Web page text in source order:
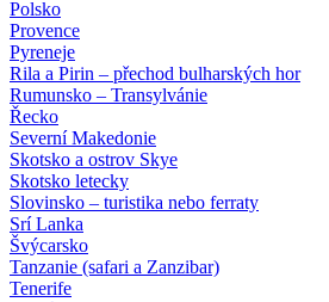
Polsko
Provence
Pyreneje
Rila a Pirin – přechod bulharských hor
Rumunsko – Transylvánie
Řecko
Severní Makedonie
Skotsko a ostrov Skye
Skotsko letecky
Slovinsko – turistika nebo ferraty
Srí Lanka
Švýcarsko
Tanzanie (safari a Zanzibar)
Tenerife